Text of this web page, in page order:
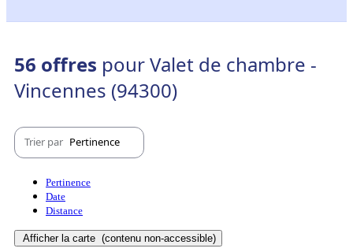
56 offres pour Valet de chambre -
Vincennes (94300)
Trier par Pertinence
Pertinence
Date
Distance
Afficher la carte (contenu non-accessible)